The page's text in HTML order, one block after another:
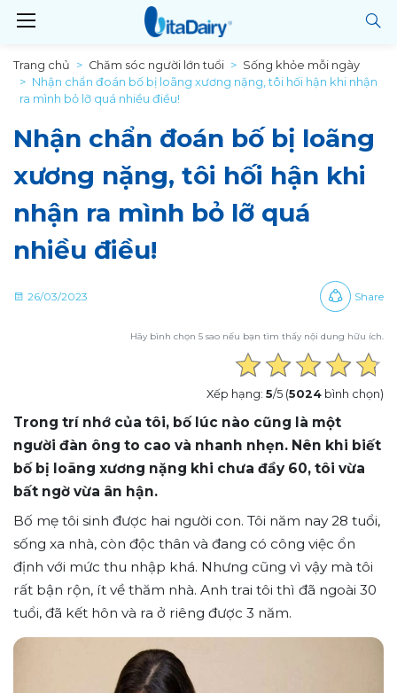
Trang chủ Chăm sóc người lớn tuổi
Sống khỏe mỗi ngày
Nhận chẩn đoán bố bị loãng xương nặng, tôi hối hận khi nhận
ra mình bỏ lỡ quá nhiều điều!
Nhận chẩn đoán bố bị loãng
xương nặng, tôi hối hận khi
nhận ra mình bỏ lỡ quá
nhiều điều!
26/03/2023 Share
Hãy bình chọn 5 sao nếu bạn tìm thấy nội dung hữu ích.
Xếp hạng: 5/5 (5024 bình chọn)
Trong trí nhớ của tôi, bố lúc nào cũng là một
người đàn ông to cao và nhanh nhẹn. Nên khi biết
bố bị loãng xương nặng khi chưa đầy 60, tôi vừa
bất ngờ vừa ân hận.
Bố mẹ tôi sinh được hai người con. Tôi năm nay 28 tuổi,
sống xa nhà, còn độc thân và đang có công việc ổn
định với mức thu nhập khá. Nhưng cũng vì vậy mà tôi
rất bận rộn, ít về thăm nhà. Anh trai tôi thì đã ngoài 30
tuổi, đã kết hôn và ra ở riêng được 3 năm.